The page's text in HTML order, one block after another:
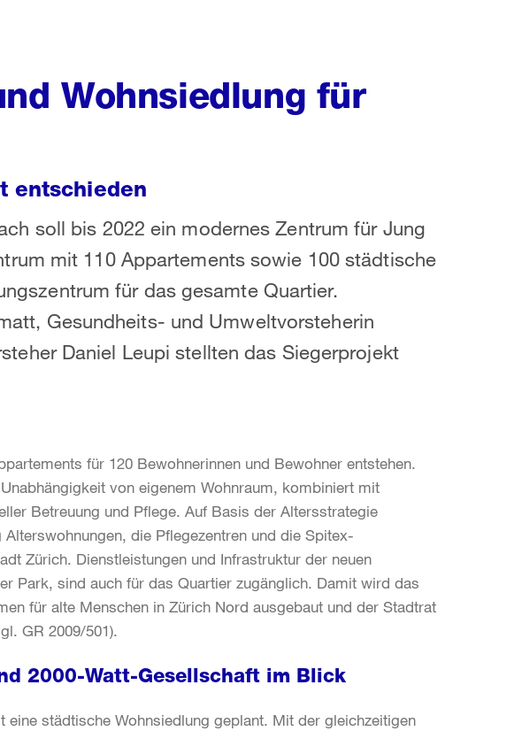
Wohnsiedlung für
entschieden
soll bis 2022 ein modernes Zentrum für Jung
mit 110 Appartements sowie 100 städtische
für das gesamte Quartier.
Gesundheits- und Umweltvorsteherin
Daniel Leupi stellten das Siegerprojekt
für 120 Bewohnerinnen und Bewohner entstehen.
von eigenem Wohnraum, kombiniert mit
Betreuung und Pflege. Auf Basis der Altersstrategie
die Pflegezentren und die Spitex-
Zürich. Dienstleistungen und Infrastruktur der neuen
Park, sind auch für das Quartier zugänglich. Damit wird das
für alte Menschen in Zürich Nord ausgebaut und der Stadtrat
GR 2009/501).
2000-Watt-Gesellschaft im Blick
städtische Wohnsiedlung geplant. Mit der gleichzeitigen